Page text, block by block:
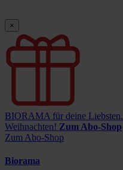
×
BIORAMA für deine Liebsten.
Weihnachten! Zum Abo-Shop
Zum Abo-Shop
Biorama